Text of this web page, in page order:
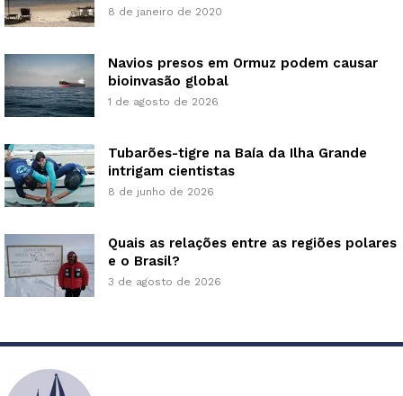
8 de janeiro de 2020
Navios presos em Ormuz podem causar
bioinvasão global
1 de agosto de 2026
Tubarões-tigre na Baía da Ilha Grande
intrigam cientistas
8 de junho de 2026
Quais as relações entre as regiões polares
e o Brasil?
3 de agosto de 2026